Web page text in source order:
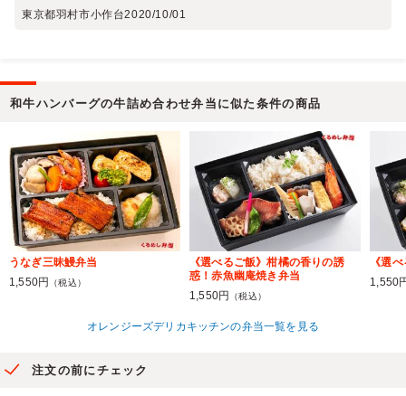
東京都羽村市小作台2020/10/01
和牛ハンバーグの牛詰め合わせ弁当に似た条件の商品
うなぎ三昧鰻弁当
1,550円
（税込）
《選べるご飯》柑橘の香りの誘
惑！赤魚幽庵焼き弁当
1,550円
（税込）
《選
1,550
オレンジーズデリカキッチンの弁当一覧を見る
注文の前にチェック